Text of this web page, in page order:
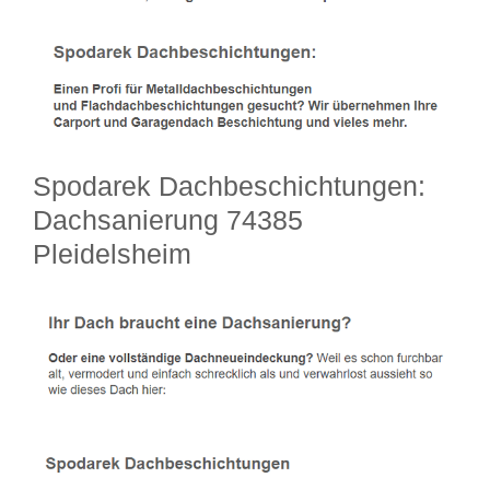
Spodarek Dachbeschichtungen:
Dachsanierung 74385
Pleidelsheim